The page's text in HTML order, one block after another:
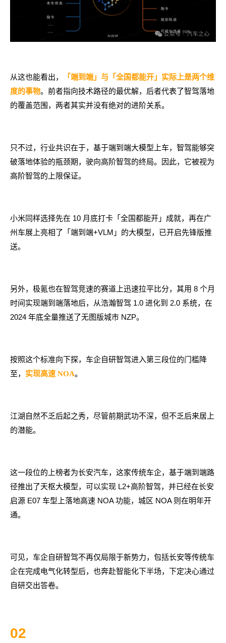
从这也能看出，
「端到端」与「全国都能开」实际上是两个维
度的事物。前者指向技术路径的最优解，后者代表了智驾落地
的覆盖范围，两者其实并没有绝对的进阶关系。
只不过，行业共识在于，基于端到端大模型上车，智驾能够突
破落地体验的瓶颈期，驶向高阶智驾的终局。因此，它被视为
高阶智驾的上限保证。
小米同样选择先在 10 月底打卡「全国都能开」成就，再在广
州车展上亮相了「端到端+VLM」的大模型，已开启先锋版推
送。
另外，极氪也在智驾竞速的赛道上迅速拉平比分，其用 8 个月
时间实现端到端落地后，从浩瀚智驾 1.0 进化到 2.0 系统，在
2024 年底全量推送了无图版城市 NZP。
按照这个标准向下探，车企自研智驾进入第三段位的门槛降
至， 实现高速 NOA。
江湖自然不乏后起之秀，尽管前期武功不深，但不乏后来居上
的潜能。
这一段位的上榜者为长安汽车，这家传统车企，基于端到端路
径推出了天枢大模型，可以实现 L2+高阶智驾，并已经在长安
启源 E07 车型上落地高速 NOA 功能，城区 NOA 则在明年开
通。
可见，车企自研智驾不再仅局限于新势力，包括长安等传统车
企在完成电气化转型后，也奔赴智能化下半场，下定决心通过
自研交出答卷。
02